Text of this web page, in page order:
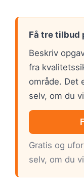
Få tre tilbud
Beskriv
fra
område. Det
selv, om du
Gratis og
selv, om du